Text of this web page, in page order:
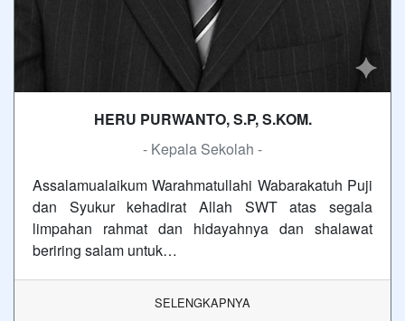
HERU PURWANTO, S.P, S.KOM.
- Kepala Sekolah -
Assalamualaikum Warahmatullahi Wabarakatuh Puji
dan Syukur kehadirat Allah SWT atas segala
limpahan rahmat dan hidayahnya dan shalawat
beriring salam untuk…
SELENGKAPNYA